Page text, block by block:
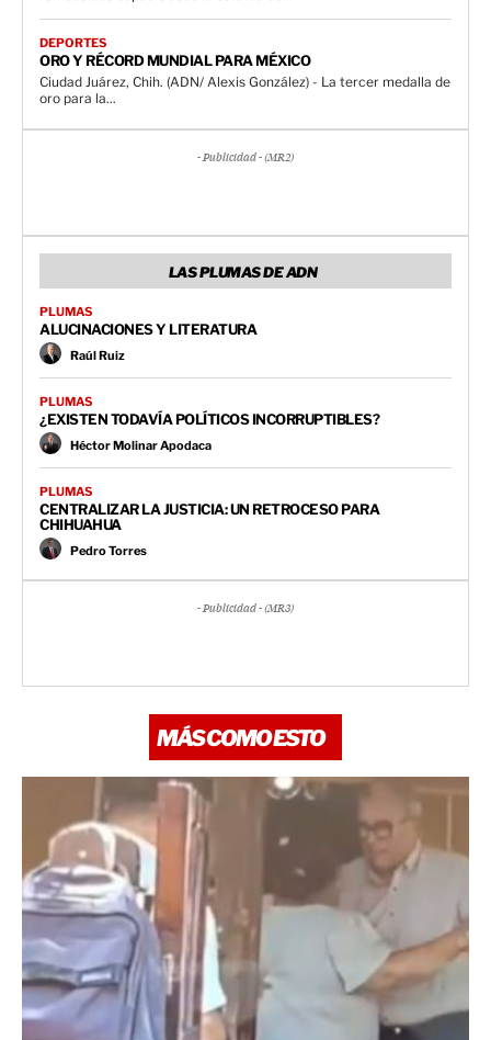
DEPORTES
ORO Y RÉCORD MUNDIAL PARA MÉXICO
Ciudad Juárez, Chih. (ADN/ Alexis González) - La tercer medalla de
oro para la...
- Publicidad - (MR2)
LAS PLUMAS DE ADN
PLUMAS
ALUCINACIONES Y LITERATURA
Raúl Ruiz
PLUMAS
¿EXISTEN TODAVÍA POLÍTICOS INCORRUPTIBLES?
Héctor Molinar Apodaca
PLUMAS
CENTRALIZAR LA JUSTICIA: UN RETROCESO PARA
CHIHUAHUA
Pedro Torres
- Publicidad - (MR3)
MÁS COMO ESTO